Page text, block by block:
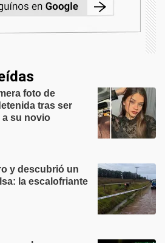
foto de
tras ser
a su novio
y descubrió un
la escalofriante